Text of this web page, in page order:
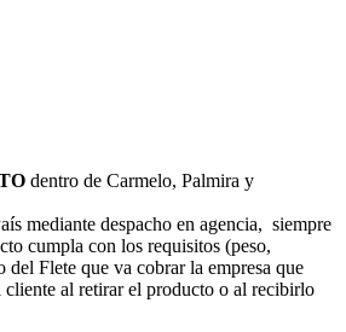
dentro de Carmelo, Palmira y
mediante despacho en agencia, siempre
cumpla con los requisitos (peso,
del Flete que va cobrar la empresa que
cliente al retirar el producto o al recibirlo